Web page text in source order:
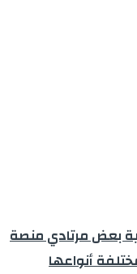
بعض مرتادي منصة
أنواعها